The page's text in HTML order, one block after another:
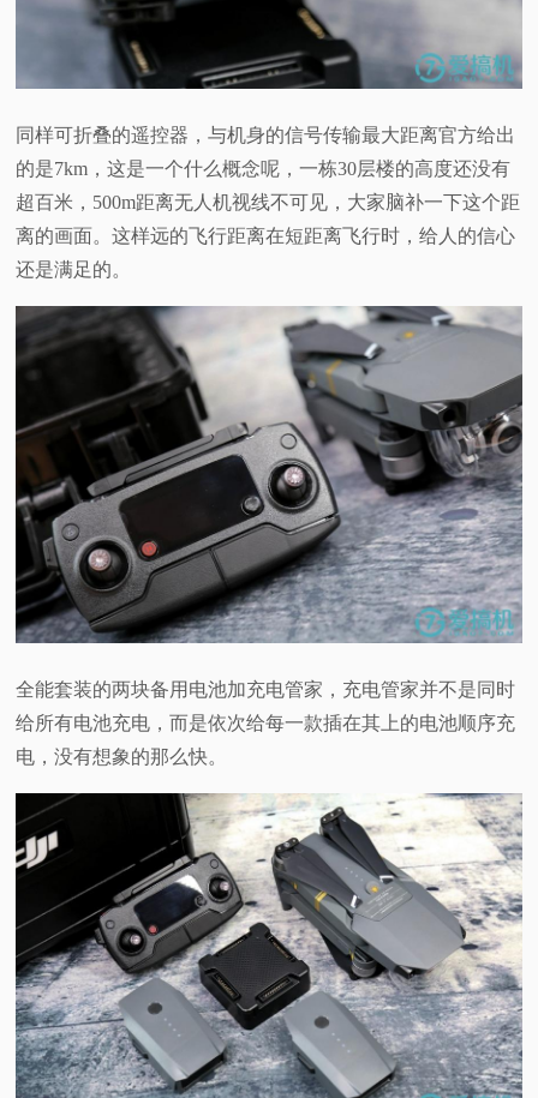
同样可折叠的遥控器，与机身的信号传输最大距离官方给出
的是7km ，这是一个什么概念呢，一栋30层楼的高度还没有
超百米， 500m距离无人机视线不可见，大家脑补一下这个距
离的画面。这样远的飞行距离在短距离飞行时，给人的信心
还是满足的。
全能套装的两块备用电池加充电管家，充电管家并不是同时
给所有电池充电，而是依次给每一款插在其上的电池顺序充
电，没有想象的那么快。